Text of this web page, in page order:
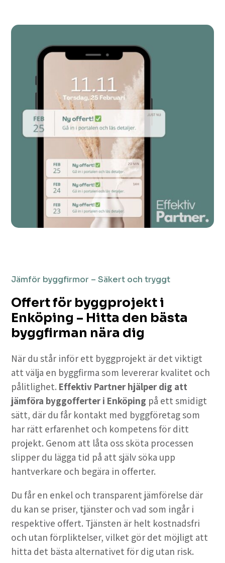
Jämför byggfirmor – Säkert och tryggt
Offert för byggprojekt i
Enköping – Hitta den bästa
byggfirman nära dig
När du står inför ett byggprojekt är det viktigt
att välja en byggfirma som levererar kvalitet och
pålitlighet. Effektiv Partner hjälper dig att
jämföra byggofferter i Enköping på ett smidigt
sätt, där du får kontakt med byggföretag som
har rätt erfarenhet och kompetens för ditt
projekt. Genom att låta oss sköta processen
slipper du lägga tid på att själv söka upp
hantverkare och begära in offerter.
Du får en enkel och transparent jämförelse där
du kan se priser, tjänster och vad som ingår i
respektive offert. Tjänsten är helt kostnadsfri
och utan förpliktelser, vilket gör det möjligt att
hitta det bästa alternativet för dig utan risk.